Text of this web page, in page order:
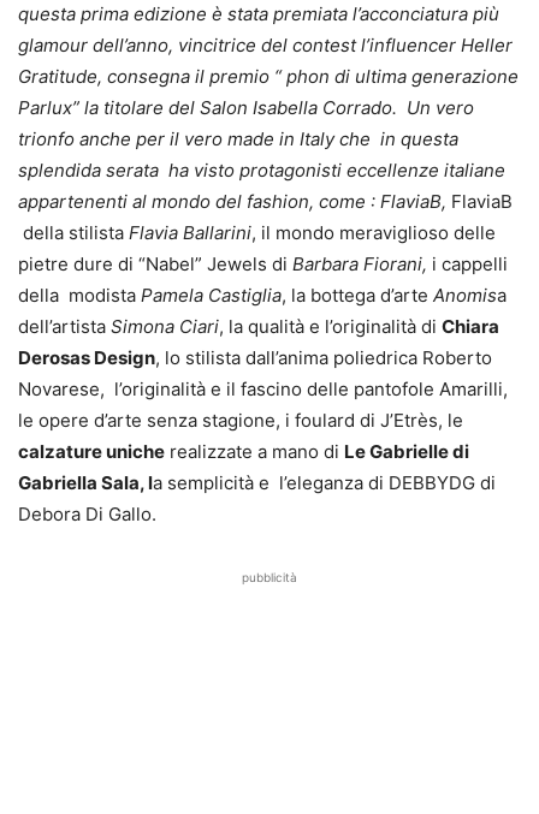
questa prima edizione è stata premiata l’acconciatura più
glamour dell’anno, vincitrice del contest l’influencer Heller
Gratitude, consegna il premio “ phon di ultima generazione
Parlux” la titolare del Salon Isabella Corrado. Un vero
trionfo anche per il vero made in Italy che in questa
splendida serata ha visto protagonisti eccellenze italiane
appartenenti al mondo del fashion, come : FlaviaB, FlaviaB
della stilista Flavia Ballarini, il mondo meraviglioso delle
pietre dure di “Nabel” Jewels di Barbara Fiorani, i cappelli
della modista Pamela Castiglia, la bottega d’arte Anomisa
dell’artista Simona Ciari, la qualità e l’originalità di Chiara
Derosas Design, lo stilista dall’anima poliedrica Roberto
Novarese, l’originalità e il fascino delle pantofole Amarilli,
le opere d’arte senza stagione, i foulard di J’Etrès, le
calzature uniche realizzate a mano di Le Gabrielledi
Gabriella Sala,la semplicità e l’eleganza di DEBBYDG di
Debora Di Gallo.
pubblicità